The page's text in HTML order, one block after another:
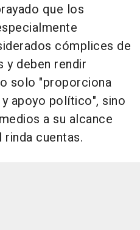
que los
cómplices de
y deben rendir
solo "proporciona
apoyo político", sino
a su alcance
cuentas.